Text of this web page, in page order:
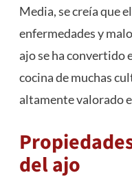
Media, se creía que
enfermedades y
ajo se ha convertido
cocina de muchas
altamente valorado
del ajo